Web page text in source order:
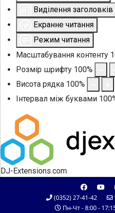
Виділення заголовків
Екранне читання
Режим читання
Масштабування контенту
Розмір шрифту 100%
Висота рядка 100%
Інтервал між буквами 100
DJ-Extensions.com
(0352) 27-41-42
Пн-Чт - 8:00 -